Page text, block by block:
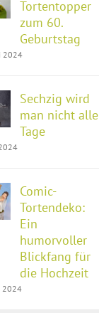
Tortentopper
zum 60.
Geburtstag
2024
Sechzig wird
man nicht alle
Tage
Comic-
Tortendeko:
Ein
humorvoller
Blickfang für
die Hochzeit
2024